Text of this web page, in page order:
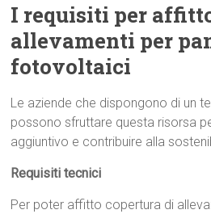
I requisiti per
allevamenti per
fotovoltaici
Le aziende che dispongono di un
possono sfruttare questa risorsa
aggiuntivo e contribuire alla
Requisiti tecnici
Per poter affitto copertura di